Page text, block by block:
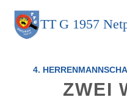
TT G 1957
4.
ZWEI